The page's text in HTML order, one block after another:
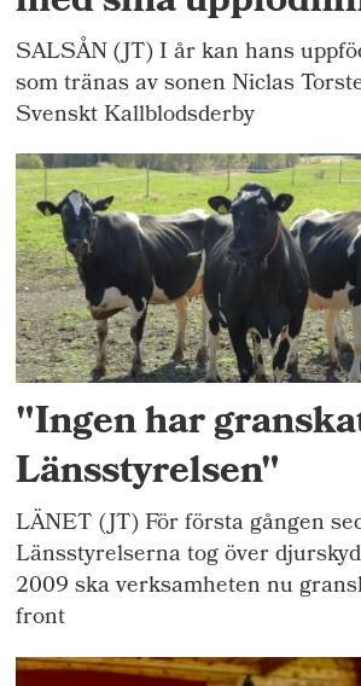
SALSÅN (JT) I år kan hans
som tränas av sonen Niclas
Svenskt Kallblodsderby
"Ingen har
Länsstyrelsen"
LÄNET (JT) För första gången
Länsstyrelserna tog över
2009 ska verksamheten nu
front